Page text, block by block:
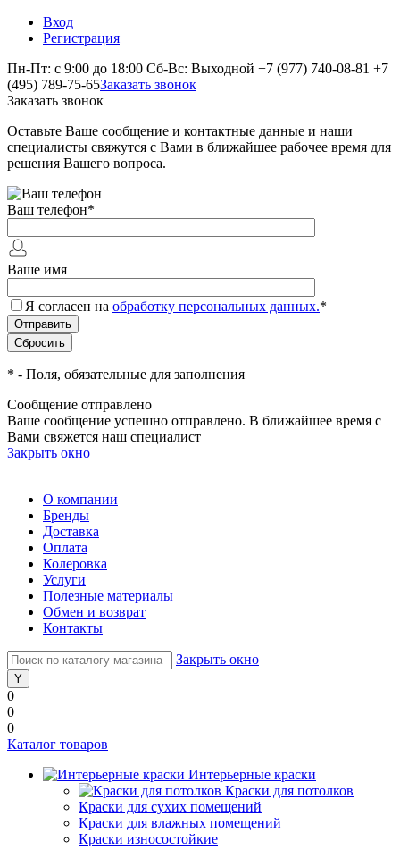
Вход
Регистрация
Пн-Пт: с 9:00 до 18:00 Сб-Вс: Выходной +7 (977) 740-08-81 +7
(495) 789-75-65Заказать звонок
Заказать звонок
Оставьте Ваше сообщение и контактные данные и наши
специалисты свяжутся с Вами в ближайшее рабочее время для
решения Вашего вопроса.
Ваш телефон*
Ваше имя
Я согласен на обработку персональных данных.*
* - Поля, обязательные для заполнения
Сообщение отправлено
Ваше сообщение успешно отправлено. В ближайшее время с
Вами свяжется наш специалист
Закрыть окно
О компании
Бренды
Доставка
Оплата
Колеровка
Услуги
Полезные материалы
Обмен и возврат
Контакты
Закрыть окно
0
0
0
Каталог товаров
Интерьерные краски
Краски для потолков
Краски для сухих помещений
Краски для влажных помещений
Краски износостойкие